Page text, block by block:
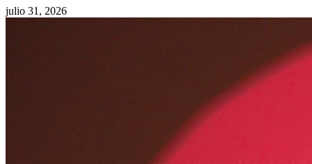
julio 31, 2026